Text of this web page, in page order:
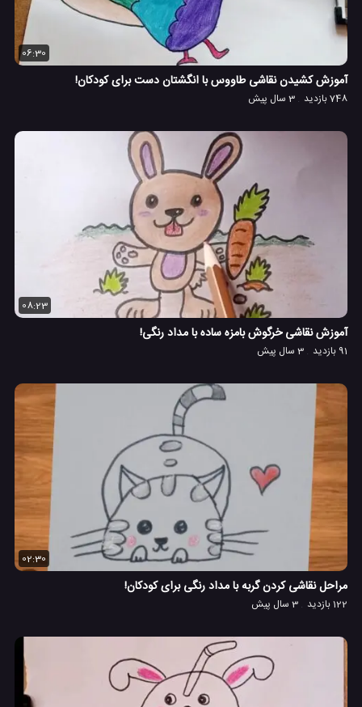
06:30
آموزش کشیدن نقاشی طاووس با انگشتان دست برای کودکان!
748 بازدید 3 سال پیش
08:23
آموزش نقاشی خرگوش بامزه ساده با مداد رنگی!
91 بازدید 3 سال پیش
02:30
مراحل نقاشی کردن گربه با مداد رنگی برای کودکان!
122 بازدید 3 سال پیش